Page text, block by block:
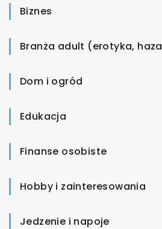
Biznes
Branża adult (erotyka,
Dom i ogród
Edukacja
Finanse osobiste
Hobby i zainteresowania
Jedzenie i napoje